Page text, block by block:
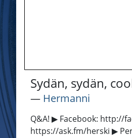
Sydän, sydän,
― Hermanni
Q&A! ▶ Facebook: http://
https://ask.fm/herski ▶